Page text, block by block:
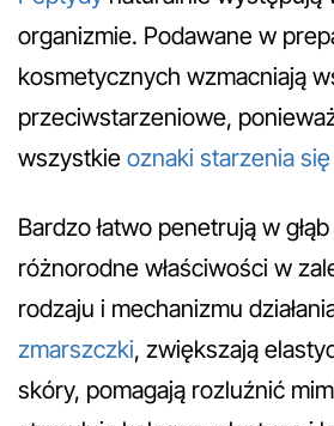
organizmie. Podawane w
kosmetycznych wzmacniają
przeciwstarzeniowe,
wszystkie oznaki starzenia
Bardzo łatwo penetrują w
różnorodne właściwości w
rodzaju i mechanizmu
zmarszczki, zwiększają
skóry, pomagają rozluźnić